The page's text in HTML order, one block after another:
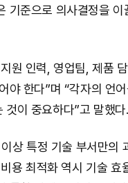
기준으로 의사결정을 이
원 인력, 영업팀, 제품
야 한다”며 “각자의 언
것이 중요하다”고 말했다.
상 특정 기술 부서만의
용 최적화 역시 기술 효